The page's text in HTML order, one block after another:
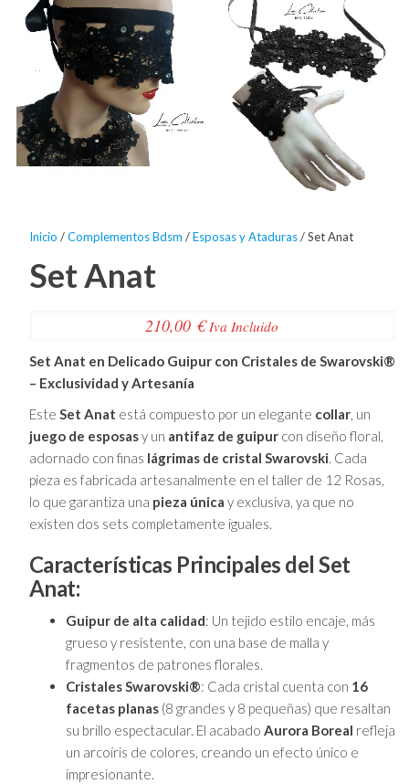
Inicio /Complementos Bdsm /Esposas y Ataduras/ Set Anat
Set Anat
210,00 € Iva Incluido
Set Anat en Delicado Guipur con Cristales de Swarovski®
– Exclusividad y Artesanía
Este Set Anat está compuesto por un elegante collar, un
juego de esposasy un antifaz de guipurcon diseño floral,
adornado con finas lágrimas de cristal Swarovski. Cada
pieza es fabricada artesanalmente en el taller de 12 Rosas,
lo que garantiza una pieza única y exclusiva, ya que no
existen dos sets completamente iguales.
Características Principales del Set
Anat:
Guipur de alta calidad: Un tejido estilo encaje, más
grueso y resistente, con una base de malla y
fragmentos de patrones florales.
Cristales Swarovski®: Cada cristal cuenta con 16
facetas planas(8 grandes y 8 pequeñas) que resaltan
su brillo espectacular. El acabado Aurora Boreal refleja
un arcoíris de colores, creando un efecto único e
impresionante.